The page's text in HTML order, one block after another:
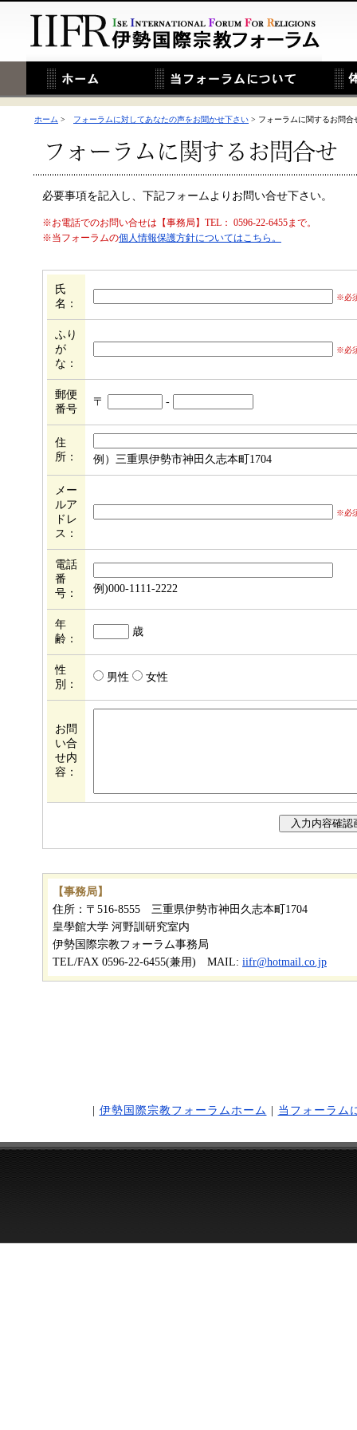
ホーム > フォーラムに対してあなたの声をお聞かせ下さい > フォーラムに関するお問合
必要事項を記入し、下記フォームよりお問い合せ下さい。
※お電話でのお問い合せは【事務局】TEL： 0596-22-6455まで。
※当フォーラムの個人情報保護方針についてはこちら。
氏
名：
※必
ふり
が
な：
※必
郵便
番号
〒 -
住
所：
例）三重県伊勢市神田久志本町1704
メー
ルア
ドレ
ス：
※必
電話
番
号：
例)000-1111-2222
年
齢：
歳
性
別：
男性 女性
お問
い合
せ内
容：
【事務局】
住所：〒516-8555 三重県伊勢市神田久志本町1704
皇學館大学 河野訓研究室内
伊勢国際宗教フォーラム事務局
TEL/FAX 0596-22-6455(兼用) MAIL: iifr@hotmail.co.jp
伊勢国際宗教フォーラムホーム 当フォーラム